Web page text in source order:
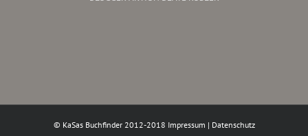
© KaSas Buchfinder 2012-2018 Impressum | Datenschutz